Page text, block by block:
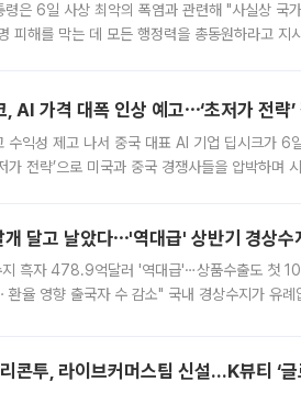
령은 6일 사상 최악의 폭염과 관련해 "사실상 국
피해를 막는 데 모든 행정력을 총동원하라고 지
, AI 가격 대폭 인상 예고⋯‘초저가 전략’
수익성 제고 나서 중국 대표 AI 기업 딥시크가 6
가 전략’으로 미국과 중국 경쟁사들을 압박하며
개 달고 날았다⋯'역대급' 상반기 경상
흑자 478.9억달러 '역대급'⋯상품수출도 첫
환율 영향 출국자 수 감소" 국내 경상수지가 유
콘투, 라이브커머스팀 신설…K뷰티 ‘글